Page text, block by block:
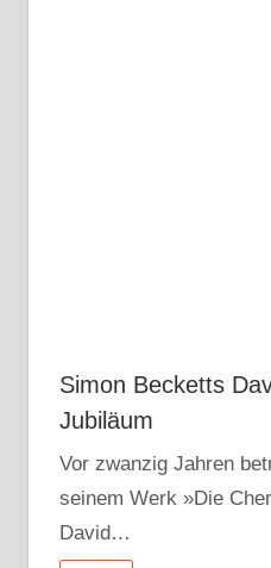
Simon Becketts
Jubiläum
Vor zwanzig Jahren
seinem Werk »Die
David…